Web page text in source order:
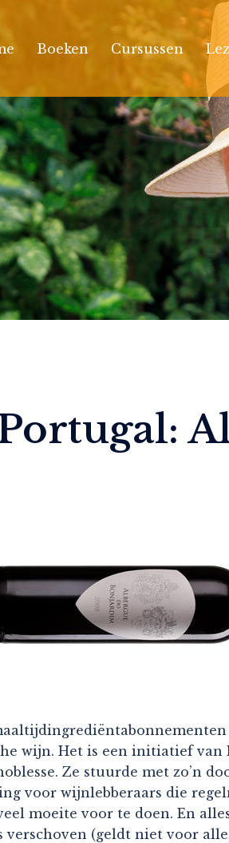
Boeken Cursussen
wijn. Het is een initiatief
Ze stuurde met zo’n
voor wijnlebberaars die
moeite voor te doen. En
(geldt niet voor